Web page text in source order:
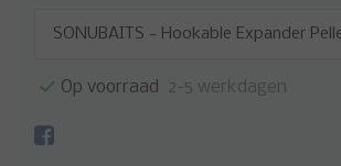
Op voorraad 2-5 werkdagen